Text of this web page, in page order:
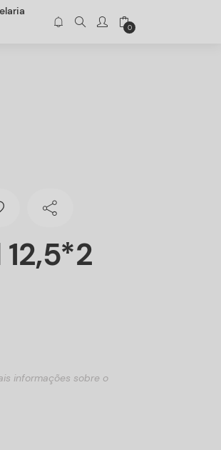
0
informações sobre o